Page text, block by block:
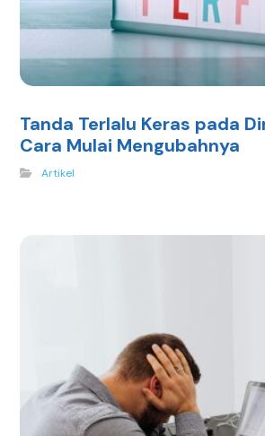
Tanda Terlalu Keras pada
Cara Mulai Mengubahnya
Artikel